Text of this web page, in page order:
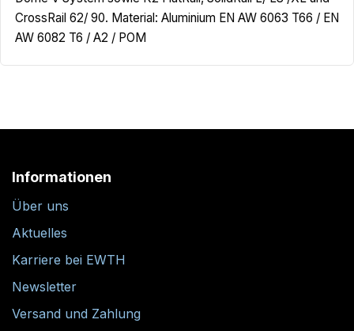
CrossRail 62/ 90. Material: Aluminium EN AW 6063 T66 / EN
AW 6082 T6 / A2 / POM
Informationen
Über uns
Aktuelles
Karriere bei EWTH
Newsletter
Versand und Zahlung